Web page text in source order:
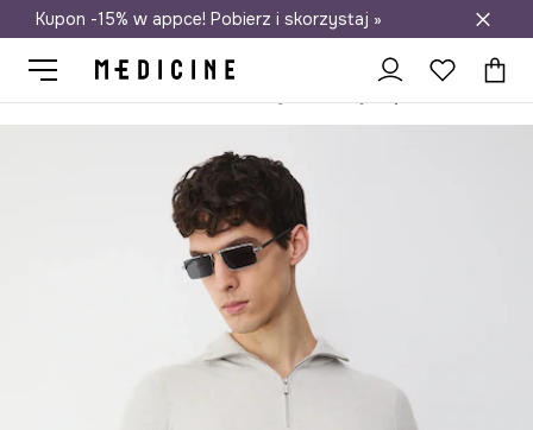
Darmowa dostawa do salonów
Kupon -15% w appce! Pobierz i skorzystaj »